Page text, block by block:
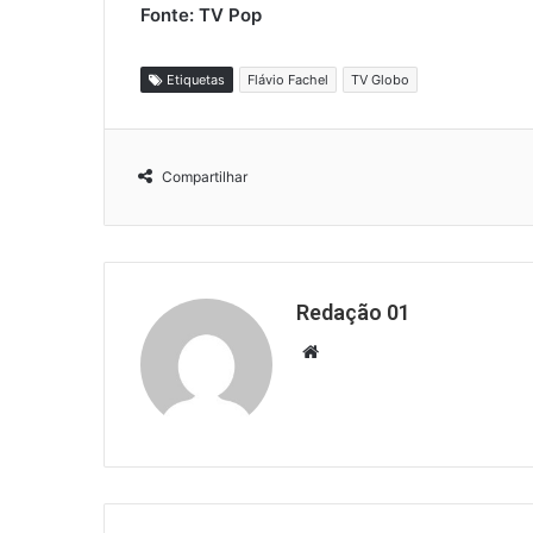
Fonte: TV Pop
Etiquetas Flávio Fachel TV Globo
Compartilhar
Redação 01
Website